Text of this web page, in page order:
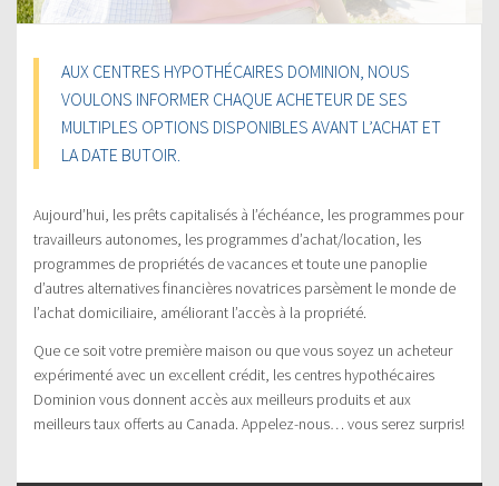
AUX CENTRES HYPOTHÉCAIRES DOMINION, NOUS
VOULONS INFORMER CHAQUE ACHETEUR DE SES
MULTIPLES OPTIONS DISPONIBLES AVANT L’ACHAT ET
LA DATE BUTOIR.
Aujourd’hui, les prêts capitalisés à l’échéance, les programmes pour
travailleurs autonomes, les programmes d’achat/location, les
programmes de propriétés de vacances et toute une panoplie
d’autres alternatives financières novatrices parsèment le monde de
l’achat domiciliaire, améliorant l’accès à la propriété.
Que ce soit votre première maison ou que vous soyez un acheteur
expérimenté avec un excellent crédit, les centres hypothécaires
Dominion vous donnent accès aux meilleurs produits et aux
meilleurs taux offerts au Canada. Appelez-nous… vous serez surpris!